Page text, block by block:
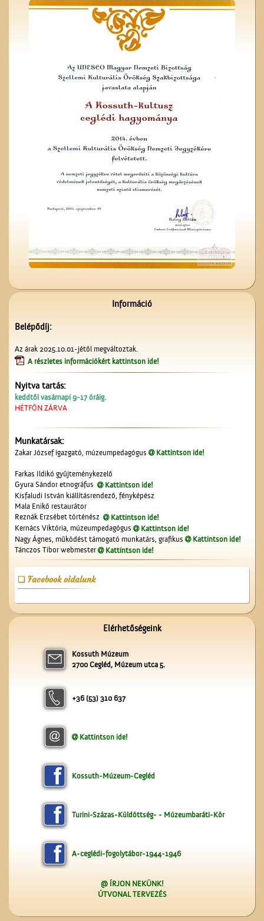
A ceglédi tanyasi
tanítókról
A Vigadó
Szitaárusok a ceglédi
piacon
A számolócédulák
A ceglédi molnárok, a
feldicsérés
A ceglédi teniszpályák
A ceglédi vasútállomás
Információ
Belépődíj:
Az árak 2025.10.01-jétől megváltoztak.
A részletes információkért kattintson ide!
Nyitva tartás:
keddtől vasárnapi 9-17 óráig.
HÉTFŐN ZÁRVA
Munkatársak:
Zakar József igazgató, múzeumpedagógus Kattintson ide!
Farkas Ildikó gyűjteménykezelő
Gyura Sándor etnográfus
Kattintson ide!
Kisfaludi István kiállításrendező, fényképész
Mala Enikő restaurátor
Reznák Erzsébet történész
Kattintson ide!
Kernács Viktória, múzeumpedagógus
Kattintson ide!
Nagy Ágnes, működést támogató munkatárs, grafikus
Kattintson ide!
Tánczos Tibor webmester
Kattintson ide!
Facebook oldalunk
Elérhetőségeink
Kossuth Múzeum
2700 Cegléd, Múzeum utca 5.
+36 (53) 310 637
Kattintson ide!
Kossuth-Múzeum-Cegléd
Turini-Százas-Küldöttség- - Múzeumbaráti-Kör
A-ceglédi-fogolytábor-1944-1946
@ ÍRJON NEKÜNK!
ÚTVONAL TERVEZÉS